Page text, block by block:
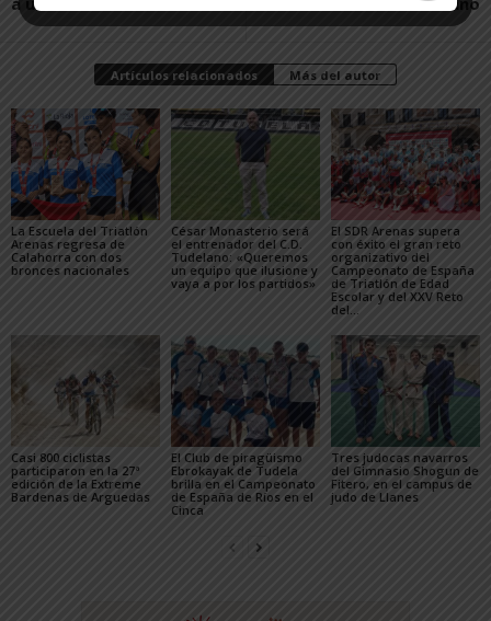
Artículos relacionados Más del autor
La Escuela del Triatlón
Arenas regresa de
Calahorra con dos
bronces nacionales
César Monasterio será
el entrenador del C.D.
Tudelano: «Queremos
un equipo que ilusione y
vaya a por los partidos»
El SDR Arenas supera
con éxito el gran reto
organizativo del
Campeonato de España
de Triatlón de Edad
Escolar y del XXV Reto
del...
Casi 800 ciclistas
participaron en la 27ª
edición de la Extreme
Bardenas de Arguedas
El Club de piragüismo
Ebrokayak de Tudela
brilla en el Campeonato
de España de Ríos en el
Cinca
Tres judocas navarros
del Gimnasio Shogun de
Fitero, en el campus de
judo de Llanes